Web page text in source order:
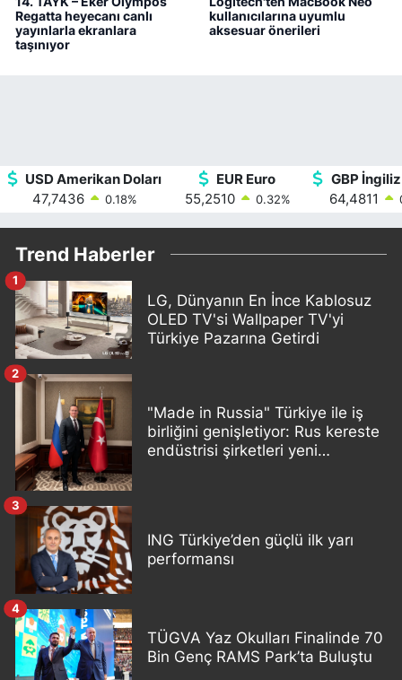
Regatta heyecanı canlı
yayınlarla ekranlara
taşınıyor
kullanıcılarına uyumlu
aksesuar önerileri
USD Amerikan Doları
47,7436
0.18%
EUR Euro
55,2510
0.32%
GBP
64,4811
Trend Haberler
LG, Dünyanın En İnce Kablosuz
OLED TV'si Wallpaper TV'yi
Türkiye Pazarına Getirdi
1
"Made in Russia" Türkiye ile iş
birliğini genişletiyor: Rus kereste
endüstrisi şirketleri yeni
2
ING Türkiye’den güçlü ilk yarı
performansı
3
TÜGVA Yaz Okulları Finalinde 70
Bin Genç RAMS Park’ta Buluştu
4